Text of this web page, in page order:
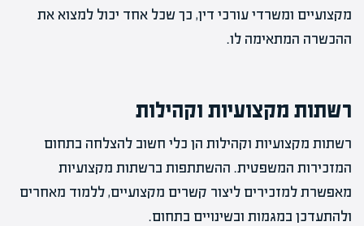
מקצועיים ומשרדי עורכי דין, כך שכל אחד יכול למצוא את
ההכשרה המתאימה לו.
רשתות מקצועיות וקהילות
רשתות מקצועיות וקהילות הן כלי חשוב להצלחה בתחום
המזכירות המשפטית. ההשתתפות ברשתות מקצועיות
מאפשרת למזכירים ליצור קשרים מקצועיים, ללמוד מאחרים
ולהתעדכן במגמות ובשינויים בתחום.